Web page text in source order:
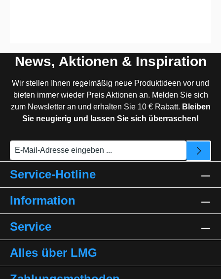
News, Aktionen & Inspiration
Wir stellen Ihnen regelmäßig neue Produktideen vor und
bieten immer wieder Preis Aktionen an. Melden Sie sich
zum Newsletter an und erhalten Sie 10 € Rabatt. Bleiben
Sie neugierig und lassen Sie sich überraschen!
Service-Hotline
Information
Service
Alles über LMG